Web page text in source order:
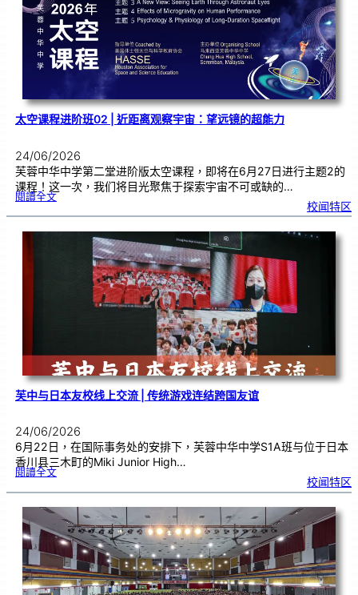
太空课程进阶班02 | 近距离观察宇宙：望远镜的超能力
24/06/2026
芙蓉中华中学第二堂进阶版太空课程，即将在6月27日进行主题2的
课程！这一次，我们将目光聚焦于探索宇宙不可或缺的…
閱讀全文:太
程
阶
班
校闻特区
芙中与日本友校线上交流 | 传统游戏连结跨国友谊
24/06/2026
6月22日，在国际事务处的安排下，芙蓉中华中学S1A班与位于日本
香川县三木町的Miki Junior High…
閱讀全文:芙
日
友
校
线
上
流
|传
统
游
戏
连
结
跨
国
友
校闻特区